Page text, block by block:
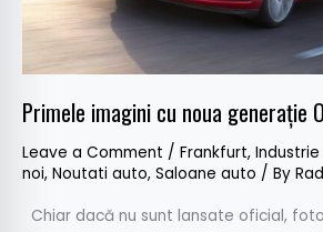
Primele imagini cu noua generaţie
Leave a Comment / Frankfurt,
noi, Noutati auto, Saloane auto / By
Chiar dacă nu sunt lansate oficial,